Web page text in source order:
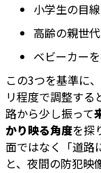
小学生の目線
高齢の親世
ベビーカー
この3つを基準に
リ程度で調整する
路から少し振って
かり映る角度を探
面ではなく「道路
と、夜間の防犯映